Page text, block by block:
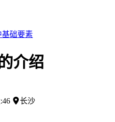
基础要素
介绍
46 长沙